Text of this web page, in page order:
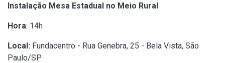
Instalação Mesa Estadual no Meio Rural
Hora: 14h
Local: Fundacentro - Rua Genebra, 25 - Bela Vista, São
Paulo/SP